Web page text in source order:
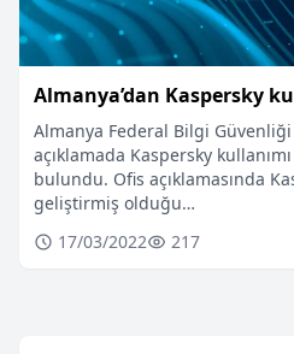
Almanya’dan Kaspersky
Almanya Federal Bilgi
açıklamada Kaspersky
bulundu. Ofis açıklamasında
geliştirmiş olduğu…
17/03/2022
217